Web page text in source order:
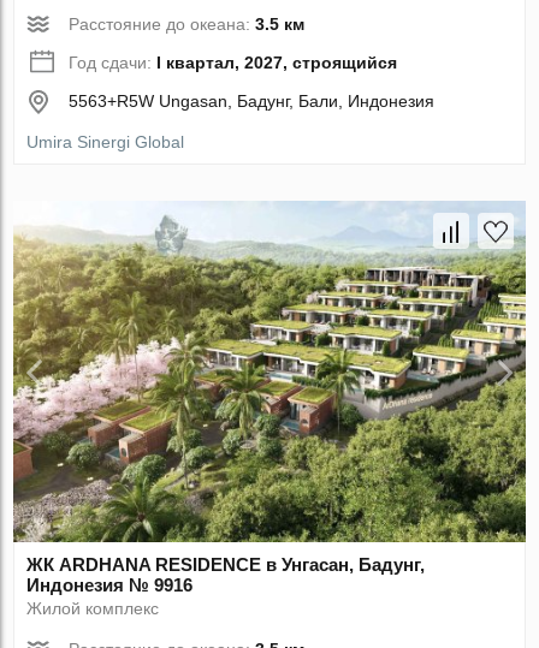
Расстояние до океана:3.5 км
Год сдачи: I квартал, 2027, строящийся
5563+R5W Ungasan, Бадунг, Бали, Индонезия
Umira Sinergi Global
ЖК ARDHANA RESIDENCE в Унгасан, Бадунг,
Индонезия № 9916
Жилой комплекс